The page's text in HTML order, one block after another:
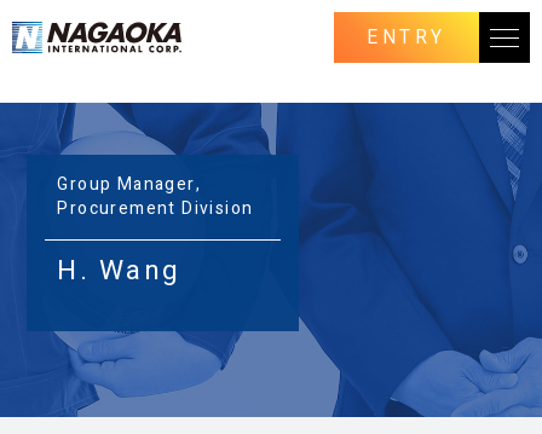
-------------------------------------------------
ENTRY
Group Manager,
Procurement Division
H. Wang